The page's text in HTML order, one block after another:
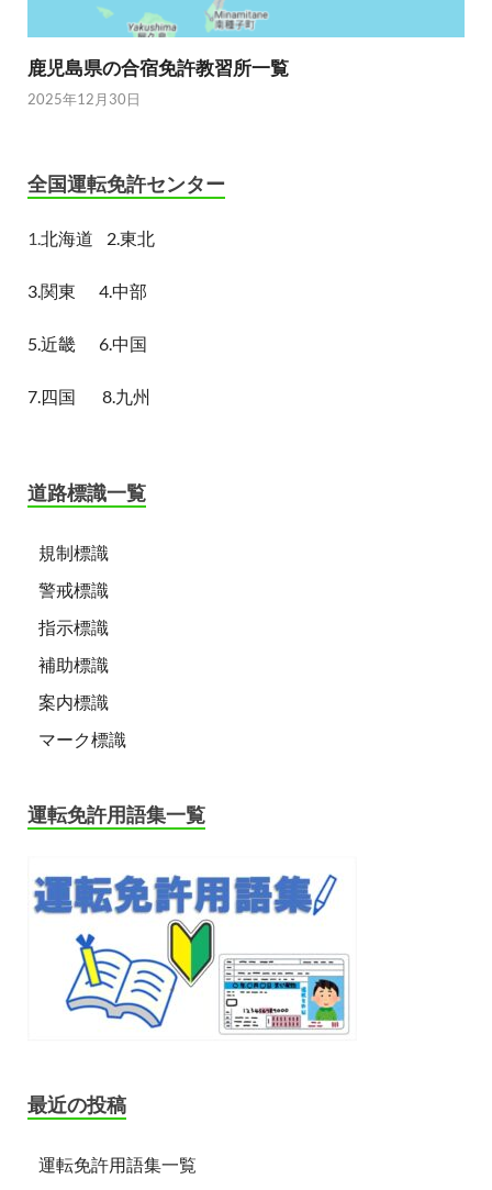
鹿児島県の合宿免許教習所一覧
2025年12月30日
全国運転免許センター
1.北海道 2.東北
3.関東 4.中部
5.近畿 6.中国
7.四国 8.九州
道路標識一覧
規制標識
警戒標識
指示標識
補助標識
案内標識
マーク標識
運転免許用語集一覧
最近の投稿
運転免許用語集一覧